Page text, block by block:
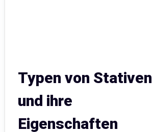
Typen von Stativen
und ihre
Eigenschaften